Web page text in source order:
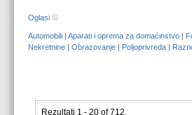
Oglasi
Automobili | Aparati i oprema za domaćinstvo |
Nekretnine | Obrazovanje | Poljoprivreda |
Rezultati 1 - 20 of 712